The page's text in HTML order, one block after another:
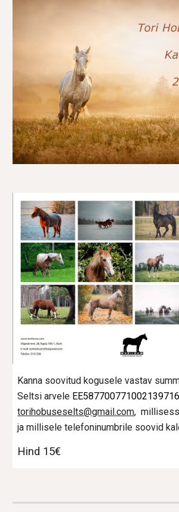
Kanna soovitud kogusele vastav
Seltsi arvele EE587700771002139716
torihobuseselts@gmail.com,
ja millisele telefoninumbrile soovid
Hind 15€